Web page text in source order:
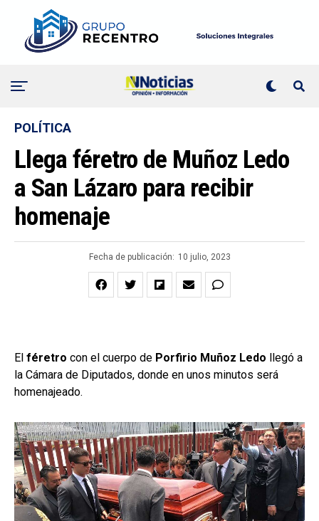
POLÍTICA
Llega féretro de Muñoz Ledo
a San Lázaro para recibir
homenaje
Fecha de publicación: 10 julio, 2023
El féretro con el cuerpo de Porfirio Muñoz Ledo llegó a
la Cámara de Diputados, donde en unos minutos será
homenajeado.